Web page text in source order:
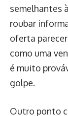
semelhantes
roubar
oferta
como uma
é muito
golpe.
Outro ponto